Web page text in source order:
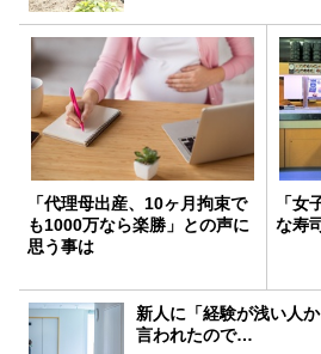
「代理母出産、10ヶ月拘束で
も1000万なら楽勝」との声に
思う事は
「女
な寿
新人に「経験が浅い人
言われたので…